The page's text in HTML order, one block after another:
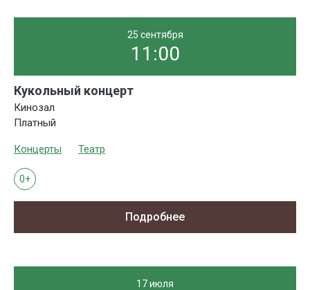
25 сентября
11:00
Кукольный концерт
Кинозал
Платный
Концерты Театр
0+
Подробнее
17 июля